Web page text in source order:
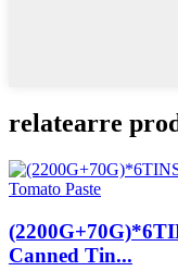
relatearre
Canned Tin...